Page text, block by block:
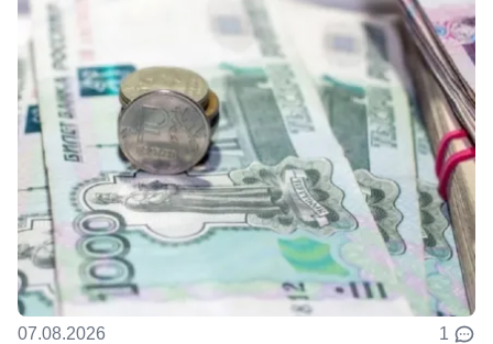
07.08.2026 1